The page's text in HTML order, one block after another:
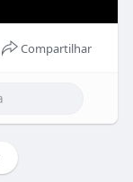
Compartilhar